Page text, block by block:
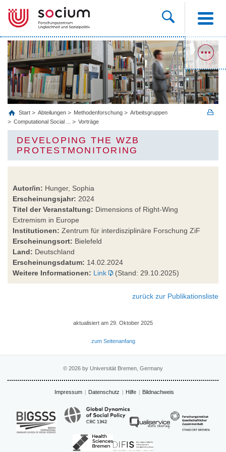
Start Abteilungen Methodenforschung
Arbeitsgruppen
Computational Social ...
Vorträge
DEVELOPING THE WZB
PROTESTMONITORING
Autor/in: Hunger, Sophia
Erscheinungsjahr: 2024
Titel der Veranstaltung: Dimensions of Right-Wing
Extremism in Europe
Institutionen: Zentrum für interdisziplinäre Forschung ZiF
Erscheinungsort: Bielefeld
Land: Deutschland
Erscheinungsdatum: 14.02.2024
Weitere Informationen: Link (Stand: 29.10.2025)
zurück zur Publikationsliste
aktualisiert am 29. Oktober 2025
zum Seitenanfang
© 2026 by Universität Bremen, Germany
Impressum Datenschutz Hilfe Bildnachweis